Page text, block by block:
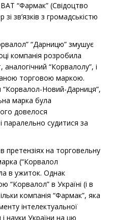
“Фармак” (Свідоцтво
зв’язків з громадськістю
“Дарницю” змушує
компанія розробила
“Корвалолу”, і
торговою маркою.
“Корвалол-Новий-Дарниця”,
марка була
довелося
паралельно судитися за
претензіях на торговельну
(“Корвалол
в ужиток. Однак
“Корвалол” в Україні (і в
компанія “Фармак”, яка
інтелектуальної
і науки України на цю